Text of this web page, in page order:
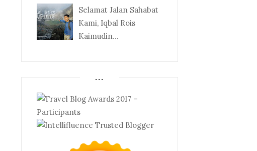
Selamat Jalan Sahabat
Kami, Iqbal Rois
Kaimudin...
...